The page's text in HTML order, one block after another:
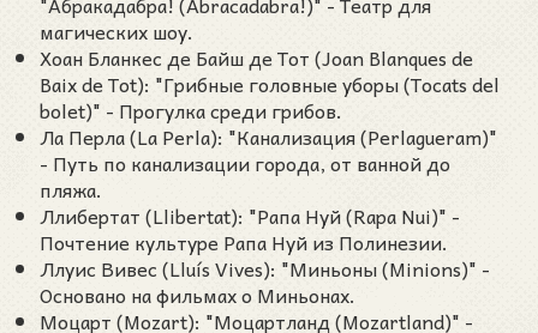
магических шоу.
Хоан Бланкес де Байш де Тот (Joan Blanques de
Baix de Tot): "Грибные головные уборы (Tocats del
bolet)" - Прогулка среди грибов.
Ла Перла (La Perla): "Канализация (Perlagueram)"
- Путь по канализации города, от ванной до
пляжа.
Ллибертат (Llibertat): "Рапа Нуй (Rapa Nui)" -
Почтение культуре Рапа Нуй из Полинезии.
Ллуис Вивес (Lluís Vives): "Миньоны (Minions)" -
Основано на фильмах о Миньонах.
Моцарт (Mozart): "Моцартланд (Mozartland)" -